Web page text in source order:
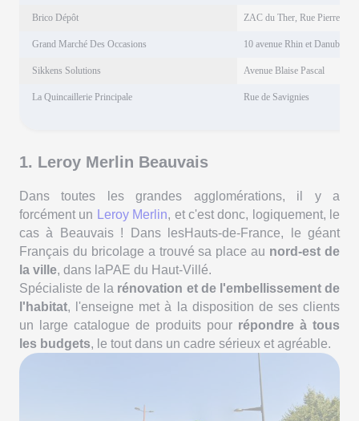
Brico Dépôt ZAC du Ther, Rue Pierre et
Grand Marché Des Occasions 10 avenue Rhin et Danube -
Sikkens Solutions Avenue Blaise Pascal
La Quincaillerie Principale Rue de Savignies
1. Leroy Merlin Beauvais
Dans toutes les grandes agglomérations, il y a
forcément un
Leroy Merlin, et c'est donc, logiquement, le
cas à Beauvais ! Dans lesHauts-de-France, le géant
Français du bricolage a trouvé sa place au nord-est de
la ville, dans laPAE du Haut-Villé.
Spécialiste de la rénovation et de l'embellissement de
l'habitat, l'enseigne met à la disposition de ses clients
un large catalogue de produits pour répondre à tous
les budgets, le tout dans un cadre sérieux et agréable.